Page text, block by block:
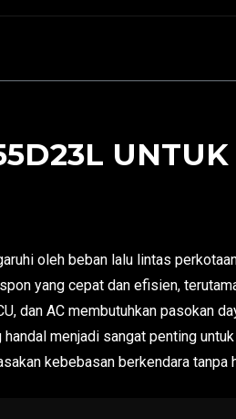
oleh beban lalu lintas
yang cepat dan efisien,
dan AC membutuhkan pasokan
menjadi sangat penting
kebebasan berkendara tanpa